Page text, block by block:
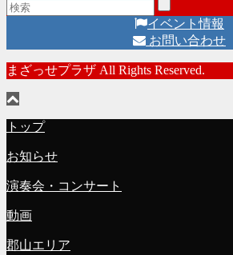
イベント情報
お問い合わせ
まざっせプラザ All Rights Reserved.
トップ
お知らせ
演奏会・コンサート
動画
郡山エリア